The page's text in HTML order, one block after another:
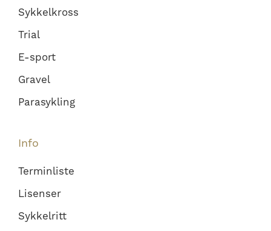
Sykkelkross
Trial
E-sport
Gravel
Parasykling
Info
Terminliste
Lisenser
Sykkelritt